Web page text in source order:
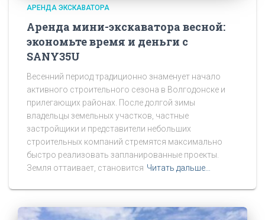
АРЕНДА ЭКСКАВАТОРА
Аренда мини-экскаватора весной:
экономьте время и деньги с
SANY35U
Весенний период традиционно знаменует начало
активного строительного сезона в Волгодонске и
прилегающих районах. После долгой зимы
владельцы земельных участков, частные
застройщики и представители небольших
строительных компаний стремятся максимально
быстро реализовать запланированные проекты.
Земля оттаивает, становится Читать дальше…